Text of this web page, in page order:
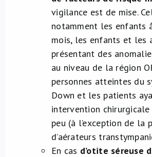
vigilance est de mise.
notamment les enfants
mois, les enfants et les
présentant des
au niveau de la région
personnes atteintes du
Down et les patients
intervention
peu (à l’exception de la
d’aérateurs
En cas d’otite séreuse